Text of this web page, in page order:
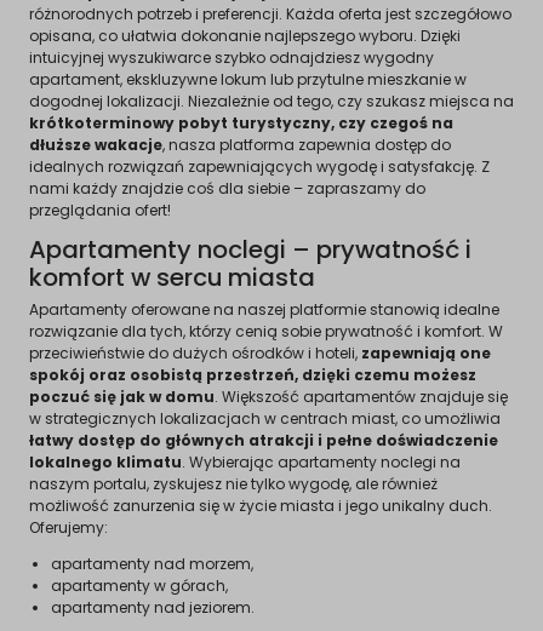
różnorodnych potrzeb i preferencji. Każda oferta jest szczegółowo
opisana, co ułatwia dokonanie najlepszego wyboru. Dzięki
intuicyjnej wyszukiwarce szybko odnajdziesz wygodny
apartament, ekskluzywne lokum lub przytulne mieszkanie w
dogodnej lokalizacji. Niezależnie od tego, czy szukasz miejsca na
krótkoterminowy pobyt turystyczny, czy czegoś na
dłuższe wakacje, nasza platforma zapewnia dostęp do
idealnych rozwiązań zapewniających wygodę i satysfakcję. Z
nami każdy znajdzie coś dla siebie – zapraszamy do
przeglądania ofert!
Apartamenty noclegi – prywatność i
komfort w sercu miasta
Apartamenty oferowane na naszej platformie stanowią idealne
rozwiązanie dla tych, którzy cenią sobie prywatność i komfort. W
przeciwieństwie do dużych ośrodków i hoteli, zapewniają one
spokój oraz osobistą przestrzeń, dzięki czemu możesz
poczuć się jak w domu. Większość apartamentów znajduje się
w strategicznych lokalizacjach w centrach miast, co umożliwia
łatwy dostęp do głównych atrakcji i pełne doświadczenie
lokalnego klimatu. Wybierając apartamenty noclegi na
naszym portalu, zyskujesz nie tylko wygodę, ale również
możliwość zanurzenia się w życie miasta i jego unikalny duch.
Oferujemy:
apartamenty nad morzem,
apartamenty w górach,
apartamenty nad jeziorem.